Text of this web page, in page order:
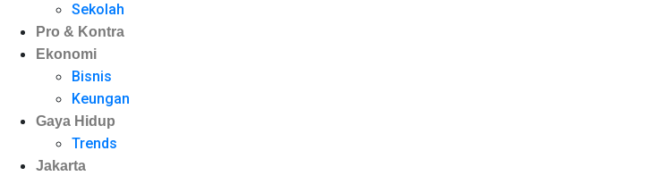
Sekolah
Pro & Kontra
Ekonomi
Bisnis
Keungan
Gaya Hidup
Trends
Jakarta